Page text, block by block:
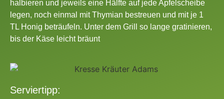
halbieren und jeweils eine Hälfte auf jede Apfelscheibe
legen, noch einmal mit Thymian bestreuen und mit je 1
TL Honig beträufeln. Unter dem Grill so lange gratinieren,
bis der Käse leicht bräunt
Serviertipp: